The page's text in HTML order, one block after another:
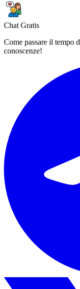
Chat Gratis
Come passare il tempo
conoscenze!